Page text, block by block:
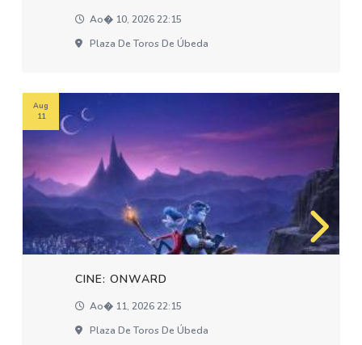
Ao� 10, 2026 22:15
Plaza De Toros De Úbeda
CINE: ONWARD
Ao� 11, 2026 22:15
Plaza De Toros De Úbeda
Aug
11